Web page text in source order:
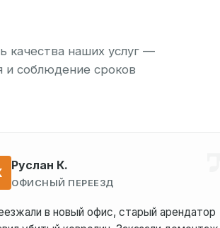
качества наших услуг —
и соблюдение сроков
Руслан К.
ОФИСНЫЙ ПЕРЕЕЗД
в новый офис, старый арендатор